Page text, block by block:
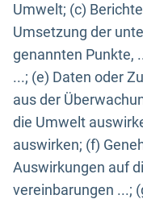
Umwelt; (c)
Umsetzung der
genannten Punkte,
...; (e) Daten oder
aus der
die Umwelt
auswirken; (f)
Auswirkungen auf
vereinbarungen ...;